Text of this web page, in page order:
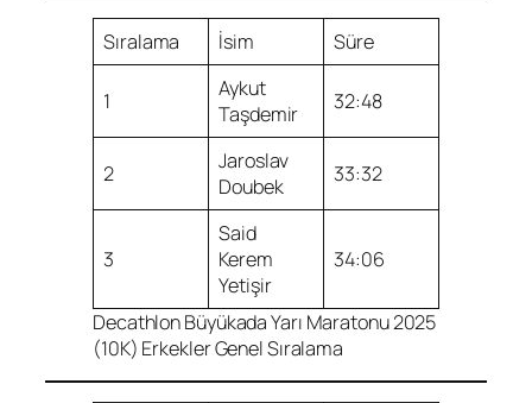
Sıralama İsim Süre
1
Aykut
Taşdemir
32:48
2
Jaroslav
Doubek
33:32
3
Said
Kerem
Yetişir
34:06
Decathlon Büyükada Yarı Maratonu 2025
(10K) Erkekler Genel Sıralama